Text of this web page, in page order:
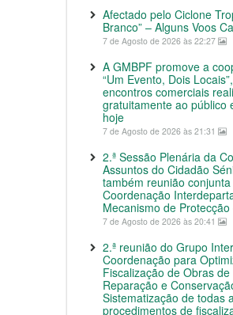
Afectado pelo Ciclone
Branco” – Alguns Voos
7 de Agosto de 2026 às 22:27
A GMBPF promove a
“Um Evento, Dois
encontros comerciais
gratuitamente ao público
hoje
7 de Agosto de 2026 às 21:31
2.ª Sessão Plenária da
Assuntos do Cidadão
também reunião
Coordenação
Mecanismo de
7 de Agosto de 2026 às 20:41
2.ª reunião do Grupo
Coordenação para
Fiscalização de Obras
Reparação e
Sistematização de todas
procedimentos de